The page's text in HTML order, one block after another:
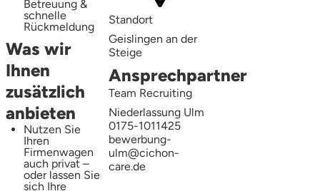
Betreuung &
schnelle
Rückmeldung
Was wir
Ihnen
zusätzlich
anbieten
Nutzen Sie
Ihren
Firmenwagen
auch privat –
oder lassen Sie
sich Ihre
Standort
Geislingen an der
Steige
Ansprechpartner
Team Recruiting
Niederlassung Ulm
0175-1011425
bewerbung-
ulm@cichon-
care.de